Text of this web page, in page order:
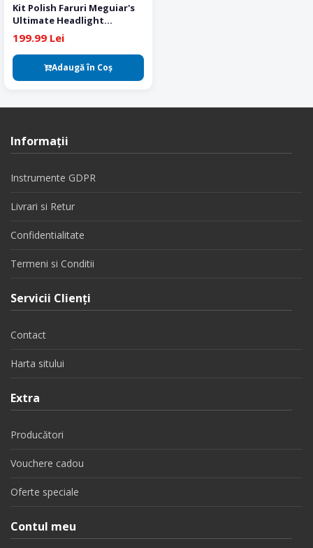
Kit Polish Faruri Meguiar's
Ultimate Headlight
Restoration
199.99 Lei
Adaugă în Coş
Informaţii
Instrumente GDPR
Livrari si Retur
Confidentialitate
Termeni si Conditii
Servicii Clienţi
Contact
Harta sitului
Extra
Producători
Vouchere cadou
Oferte speciale
Contul meu